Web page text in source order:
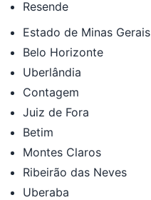
Resende
Estado de Minas Gerais
Belo Horizonte
Uberlândia
Contagem
Juiz de Fora
Betim
Montes Claros
Ribeirão das Neves
Uberaba